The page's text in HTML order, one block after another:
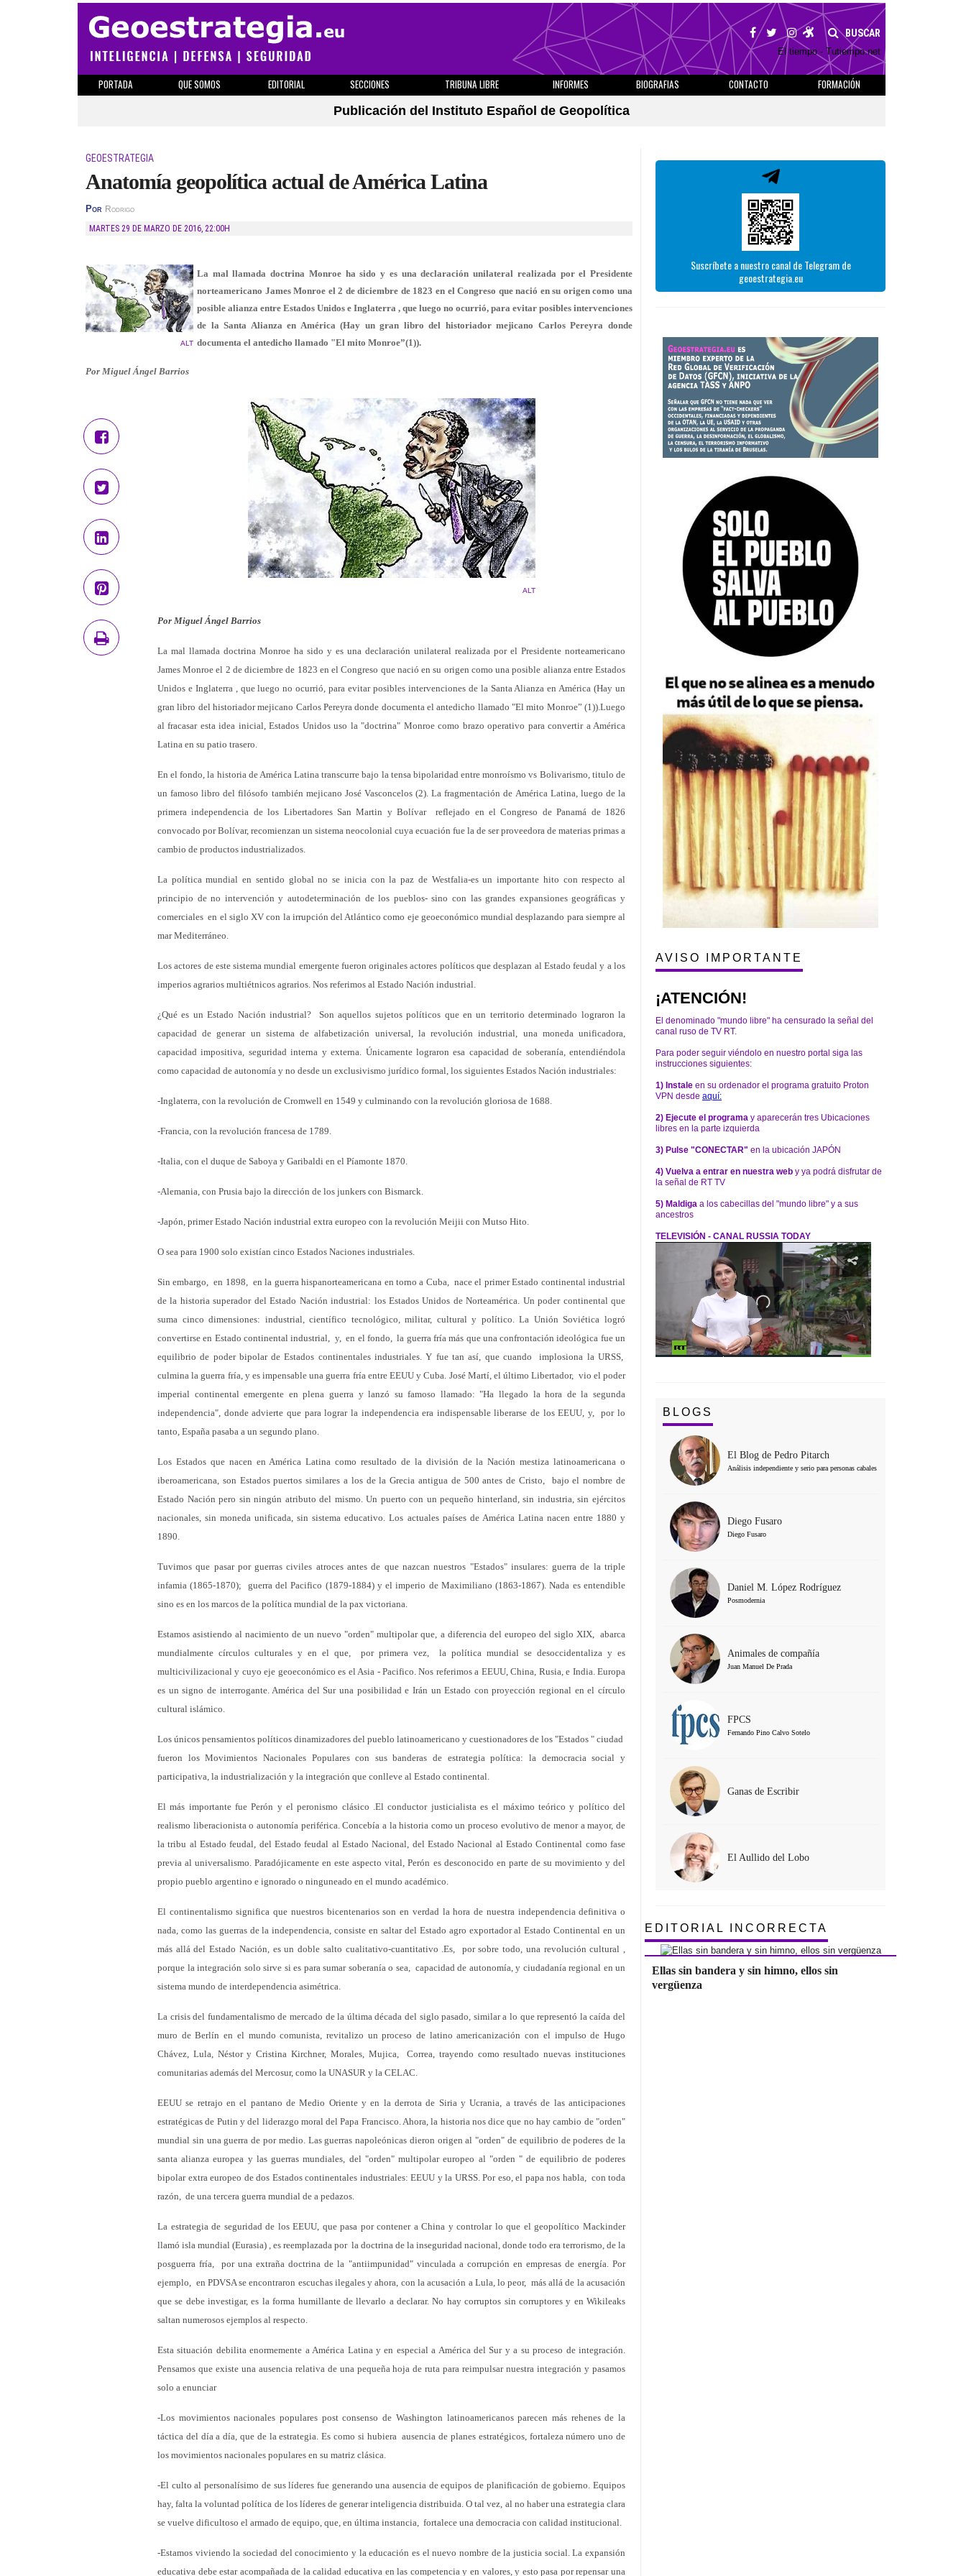
BUSCAR
El tiempo - Tutiempo.net
PORTADA QUE SOMOS EDITORIAL SECCIONES TRIBUNA LIBRE INFORMES BIOGRAFIAS CONTACTO
FORMACIÓN
Publicación del Instituto Español de Geopolítica
GEOESTRATEGIA
Anatomía geopolítica actual de América Latina
Por Rodrigo
MARTES 29 DE MARZO DE 2016, 22:00H
ALT
La mal llamada doctrina Monroe ha sido y es una declaración unilateral realizada por el Presidente
norteamericano James Monroe el 2 de diciembre de 1823 en el Congreso que nació en su origen como una
posible alianza entre Estados Unidos e Inglaterra , que luego no ocurrió, para evitar posibles intervenciones
de la Santa Alianza en América (Hay un gran libro del historiador mejicano Carlos Pereyra donde
documenta el antedicho llamado "El mito Monroe”(1)).
Por Miguel Ángel Barrios
ALT
Por Miguel Ángel Barrios
La mal llamada doctrina Monroe ha sido y es una declaración unilateral realizada por el Presidente norteamericano
James Monroe el 2 de diciembre de 1823 en el Congreso que nació en su origen como una posible alianza entre Estados
Unidos e Inglaterra , que luego no ocurrió, para evitar posibles intervenciones de la Santa Alianza en América (Hay un
gran libro del historiador mejicano Carlos Pereyra donde documenta el antedicho llamado "El mito Monroe” (1)).Luego
al fracasar esta idea inicial, Estados Unidos uso la "doctrina" Monroe como brazo operativo para convertir a América
Latina en su patio trasero.
En el fondo, la historia de América Latina transcurre bajo la tensa bipolaridad entre monroísmo vs Bolivarismo, titulo de
un famoso libro del filósofo también mejicano José Vasconcelos (2). La fragmentación de América Latina, luego de la
primera independencia de los Libertadores San Martin y Bolívar reflejado en el Congreso de Panamá de 1826
convocado por Bolívar, recomienzan un sistema neocolonial cuya ecuación fue la de ser proveedora de materias primas a
cambio de productos industrializados.
La política mundial en sentido global no se inicia con la paz de Westfalia-es un importante hito con respecto al
principio de no intervención y autodeterminación de los pueblos- sino con las grandes expansiones geográficas y
comerciales en el siglo XV con la irrupción del Atlántico como eje geoeconómico mundial desplazando para siempre al
mar Mediterráneo.
Los actores de este sistema mundial emergente fueron originales actores políticos que desplazan al Estado feudal y a los
imperios agrarios multiétnicos agrarios. Nos referimos al Estado Nación industrial.
¿Qué es un Estado Nación industrial? Son aquellos sujetos políticos que en un territorio determinado lograron la
capacidad de generar un sistema de alfabetización universal, la revolución industrial, una moneda unificadora,
capacidad impositiva, seguridad interna y externa. Únicamente lograron esa capacidad de soberanía, entendiéndola
como capacidad de autonomía y no desde un exclusivismo jurídico formal, los siguientes Estados Nación industriales:
-Inglaterra, con la revolución de Cromwell en 1549 y culminando con la revolución gloriosa de 1688.
-Francia, con la revolución francesa de 1789.
-Italia, con el duque de Saboya y Garibaldi en el Píamonte 1870.
-Alemania, con Prusia bajo la dirección de los junkers con Bismarck.
-Japón, primer Estado Nación industrial extra europeo con la revolución Meijii con Mutso Hito.
O sea para 1900 solo existían cinco Estados Naciones industriales.
Sin embargo, en 1898, en la guerra hispanorteamericana en torno a Cuba, nace el primer Estado continental industrial
de la historia superador del Estado Nación industrial: los Estados Unidos de Norteamérica. Un poder continental que
suma cinco dimensiones: industrial, científico tecnológico, militar, cultural y político. La Unión Soviética logró
convertirse en Estado continental industrial, y, en el fondo, la guerra fría más que una confrontación ideológica fue un
equilibrio de poder bipolar de Estados continentales industriales. Y fue tan así, que cuando implosiona la URSS,
culmina la guerra fría, y es impensable una guerra fría entre EEUU y Cuba. José Martí, el último Libertador, vio el poder
imperial continental emergente en plena guerra y lanzó su famoso llamado: "Ha llegado la hora de la segunda
independencia", donde advierte que para lograr la independencia era indispensable liberarse de los EEUU, y, por lo
tanto, España pasaba a un segundo plano.
Los Estados que nacen en América Latina como resultado de la división de la Nación mestiza latinoamericana o
iberoamericana, son Estados puertos similares a los de la Grecia antigua de 500 antes de Cristo, bajo el nombre de
Estado Nación pero sin ningún atributo del mismo. Un puerto con un pequeño hinterland, sin industria, sin ejércitos
nacionales, sin moneda unificada, sin sistema educativo. Los actuales países de América Latina nacen entre 1880 y
1890.
Tuvimos que pasar por guerras civiles atroces antes de que nazcan nuestros "Estados" insulares: guerra de la triple
infamia (1865-1870); guerra del Pacifico (1879-1884) y el imperio de Maximiliano (1863-1867). Nada es entendible
sino es en los marcos de la política mundial de la pax victoriana.
Estamos asistiendo al nacimiento de un nuevo "orden" multipolar que, a diferencia del europeo del siglo XIX, abarca
mundialmente círculos culturales y en el que, por primera vez, la política mundial se desoccidentaliza y es
multicivilizacional y cuyo eje geoeconómico es el Asia - Pacifico. Nos referimos a EEUU, China, Rusia, e India. Europa
es un signo de interrogante. América del Sur una posibilidad e Irán un Estado con proyección regional en el círculo
cultural islámico.
Los únicos pensamientos políticos dinamizadores del pueblo latinoamericano y cuestionadores de los "Estados " ciudad
fueron los Movimientos Nacionales Populares con sus banderas de estrategia política: la democracia social y
participativa, la industrialización y la integración que conlleve al Estado continental.
El más importante fue Perón y el peronismo clásico .El conductor justicialista es el máximo teórico y político del
realismo liberacionista o autonomía periférica. Concebía a la historia como un proceso evolutivo de menor a mayor, de
la tribu al Estado feudal, del Estado feudal al Estado Nacional, del Estado Nacional al Estado Continental como fase
previa al universalismo. Paradójicamente en este aspecto vital, Perón es desconocido en parte de su movimiento y del
propio pueblo argentino e ignorado o ninguneado en el mundo académico.
El continentalismo significa que nuestros bicentenarios son en verdad la hora de nuestra independencia definitiva o
nada, como las guerras de la independencia, consiste en saltar del Estado agro exportador al Estado Continental en un
más allá del Estado Nación, es un doble salto cualitativo-cuantitativo .Es, por sobre todo, una revolución cultural ,
porque la integración solo sirve si es para sumar soberanía o sea, capacidad de autonomía, y ciudadanía regional en un
sistema mundo de interdependencia asimétrica.
La crisis del fundamentalismo de mercado de la última década del siglo pasado, similar a lo que representó la caída del
muro de Berlín en el mundo comunista, revitalizo un proceso de latino americanización con el impulso de Hugo
Chávez, Lula, Néstor y Cristina Kirchner, Morales, Mujica, Correa, trayendo como resultado nuevas instituciones
comunitarias además del Mercosur, como la UNASUR y la CELAC.
EEUU se retrajo en el pantano de Medio Oriente y en la derrota de Siria y Ucrania, a través de las anticipaciones
estratégicas de Putin y del liderazgo moral del Papa Francisco. Ahora, la historia nos dice que no hay cambio de "orden"
mundial sin una guerra de por medio. Las guerras napoleónicas dieron origen al "orden" de equilibrio de poderes de la
santa alianza europea y las guerras mundiales, del "orden" multipolar europeo al "orden " de equilibrio de poderes
bipolar extra europeo de dos Estados continentales industriales: EEUU y la URSS. Por eso, el papa nos habla, con toda
razón, de una tercera guerra mundial de a pedazos.
La estrategia de seguridad de los EEUU, que pasa por contener a China y controlar lo que el geopolítico Mackinder
llamó isla mundial (Eurasia) , es reemplazada por la doctrina de la inseguridad nacional, donde todo era terrorismo, de la
posguerra fría, por una extraña doctrina de la "antiimpunidad" vinculada a corrupción en empresas de energía. Por
ejemplo, en PDVSA se encontraron escuchas ilegales y ahora, con la acusación a Lula, lo peor, más allá de la acusación
que se debe investigar, es la forma humillante de llevarlo a declarar. No hay corruptos sin corruptores y en Wikileaks
saltan numerosos ejemplos al respecto.
Esta situación debilita enormemente a América Latina y en especial a América del Sur y a su proceso de integración.
Pensamos que existe una ausencia relativa de una pequeña hoja de ruta para reimpulsar nuestra integración y pasamos
solo a enunciar
-Los movimientos nacionales populares post consenso de Washington latinoamericanos parecen más rehenes de la
táctica del día a día, que de la estrategia. Es como si hubiera ausencia de planes estratégicos, fortaleza número uno de
los movimientos nacionales populares en su matriz clásica.
-El culto al personalísimo de sus líderes fue generando una ausencia de equipos de planificación de gobierno. Equipos
hay, falta la voluntad política de los líderes de generar inteligencia distribuida. O tal vez, al no haber una estrategia clara
se vuelve dificultoso el armado de equipo, que, en última instancia, fortalece una democracia con calidad institucional.
-Estamos viviendo la sociedad del conocimiento y la educación es el nuevo nombre de la justicia social. La expansión
educativa debe estar acompañada de la calidad educativa en las competencia y en valores, y esto pasa por repensar una
Suscríbete a nuestro canal de Telegram de
geoestrategia.eu
AVISO IMPORTANTE
¡ATENCIÓN!
El denominado "mundo libre" ha censurado la señal del
canal ruso de TV RT.
Para poder seguir viéndolo en nuestro portal siga las
instrucciones siguientes:
1) Instale en su ordenador el programa gratuito Proton
VPN desde aquí:
2) Ejecute el programa y aparecerán tres Ubicaciones
libres en la parte izquierda
3) Pulse "CONECTAR" en la ubicación JAPÓN
4) Vuelva a entrar en nuestra web y ya podrá disfrutar de
la señal de RT TV
5) Maldiga a los cabecillas del "mundo libre" y a sus
ancestros
TELEVISIÓN - CANAL RUSSIA TODAY
BLOGS
El Blog de Pedro Pitarch
Análisis independiente y serio para personas cabales
Diego Fusaro
Diego Fusaro
Daniel M. López Rodríguez
Posmodernia
Animales de compañía
Juan Manuel De Prada
FPCS
Fernando Pino Calvo Sotelo
Ganas de Escribir
El Aullido del Lobo
EDITORIAL INCORRECTA
Ellas sin bandera y sin himno, ellos sin
vergüenza